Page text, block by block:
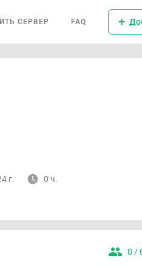
СЕРВЕР FAQ
г. 0 ч.
0 /